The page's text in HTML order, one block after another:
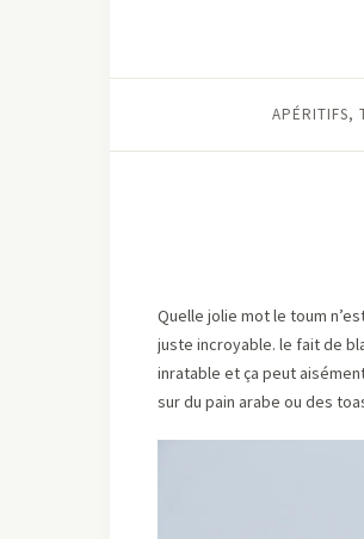
APÉRITIFS,
Quelle jolie mot le toum
juste incroyable. le fait de
inratable et ça peut
sur du pain arabe ou des